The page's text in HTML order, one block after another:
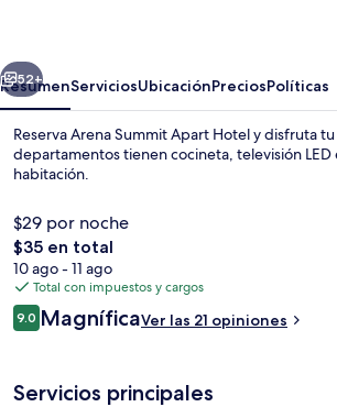
Caja de
Siguiente
52+
ResumenServiciosUbicaciónPreciosPolíticas
Reserva Arena Summit Apart Hotel y disfruta
departamentos tienen cocineta, televisión LED
habitación.
$29 por noche
El
precio
total
es
de
$35 en total
10 ago - 11 ago
Total con impuestos y cargos
Opiniones
9.09.0 de 10,
MagníficaVer las 21 opiniones
Servicios principales